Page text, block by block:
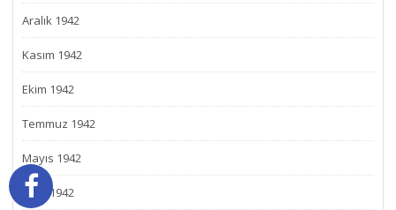
Aralık 1942
Kasım 1942
Ekim 1942
Temmuz 1942
Mayıs 1942
Mart 1942